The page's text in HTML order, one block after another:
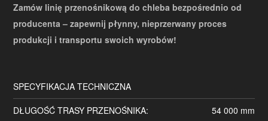
Zamów linię przenośnikową do chleba bezpośrednio od
producenta – zapewnij płynny, nieprzerwany proces
produkcji i transportu swoich wyrobów!
SPECYFIKACJA TECHNICZNA
DŁUGOŚĆ TRASY PRZENOŚNIKA:
54 000 mm